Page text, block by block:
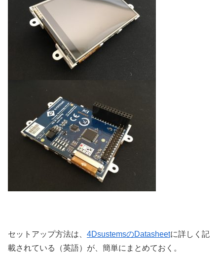
セットアップ方法は、 4DsustemsのDatasheetに詳しく記
載されている（英語）が、簡単にまとめておく。